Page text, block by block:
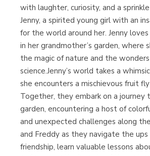
Librería Proteo
(Málaga)
with laughter, curiosity, and a
Jenny, a spirited young girl with an
for the world around her. Jenny
in her grandmother’s garden, where
the magic of nature and the
science.Jenny’s world takes a
she encounters a mischievous fruit
Together, they embark on a journey
garden, encountering a host of
and unexpected challenges along
and Freddy as they navigate the
friendship, learn valuable lessons